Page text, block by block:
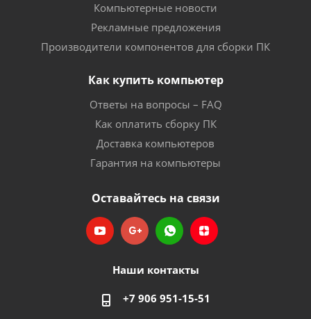
Компьютерные новости
Рекламные предложения
Производители компонентов для сборки ПК
Как купить компьютер
Ответы на вопросы – FAQ
Как оплатить сборку ПК
Доставка компьютеров
Гарантия на компьютеры
Оставайтесь на связи
Наши контакты
+7 906 951-15-51